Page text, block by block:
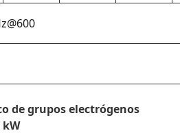
de grupos electrógenos
kW